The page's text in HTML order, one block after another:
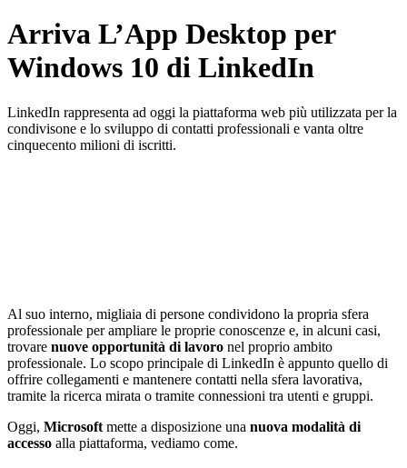
Arriva L’App Desktop per
Windows 10 di LinkedIn
LinkedIn rappresenta ad oggi la piattaforma web più utilizzata per la
condivisone e lo sviluppo di contatti professionali e vanta oltre
cinquecento milioni di iscritti.
Al suo interno, migliaia di persone condividono la propria sfera
professionale per ampliare le proprie conoscenze e, in alcuni casi,
trovare nuove opportunità di lavoro nel proprio ambito
professionale. Lo scopo principale di LinkedIn è appunto quello di
offrire collegamenti e mantenere contatti nella sfera lavorativa,
tramite la ricerca mirata o tramite connessioni tra utenti e gruppi.
Oggi, Microsoft mette a disposizione una nuova modalità di
accesso alla piattaforma, vediamo come.